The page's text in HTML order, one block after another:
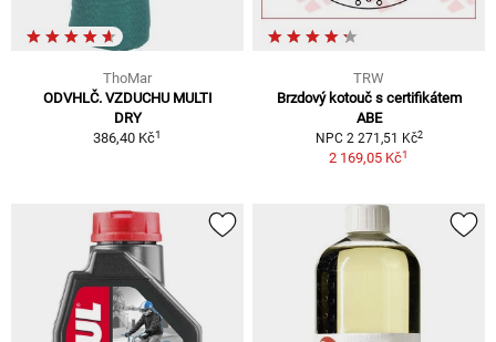
ThoMar
ODVHLČ. VZDUCHU MULTI
DRY
386,40 Kč1
TRW
Brzdový kotouč s certifikátem
ABE
NPC 2 271,51 Kč2
2 169,05 Kč1